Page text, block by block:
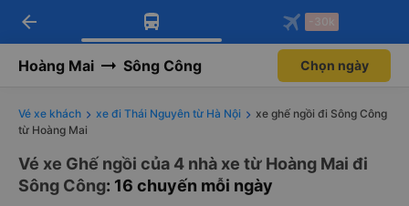
Tải app Vexere ngay!
Nhận ưu đãi thành viên độc
Mở app
Tải app Vexere
-30k/ghế khi đặt vé máy bay qua
Mở app
arrow_back -30k
Hoàng Mai Sông Công Chọn ngày
Vé xe khách xe đi Thái Nguyên từ Hà Nội
xe ghế ngồi đi Sông Công
từ Hoàng Mai
Vé xe Ghế ngồi của 4 nhà xe từ Hoàng Mai đi
Sông Công: 16 chuyến mỗi ngày